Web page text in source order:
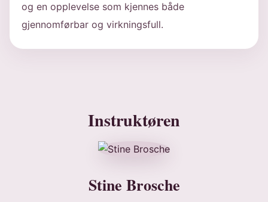
og en opplevelse som kjennes både
gjennomførbar og virkningsfull.
Instruktøren
Stine Brosche